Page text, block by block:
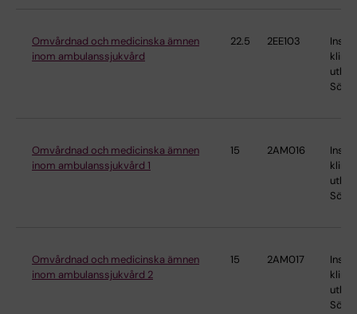
Omvårdnad och medicinska ämnen
inom ambulanssjukvård
22.5 2EE103
Omvårdnad och medicinska ämnen
inom ambulanssjukvård 1
15 2AM016
Omvårdnad och medicinska ämnen
inom ambulanssjukvård 2
15 2AM017